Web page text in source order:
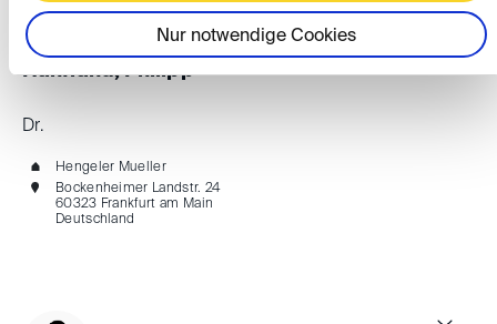
Nur notwendige Cookies
Hanfland, Philipp
Dr.
Hengeler Mueller
Bockenheimer Landstr. 24
60323 Frankfurt am Main
Deutschland